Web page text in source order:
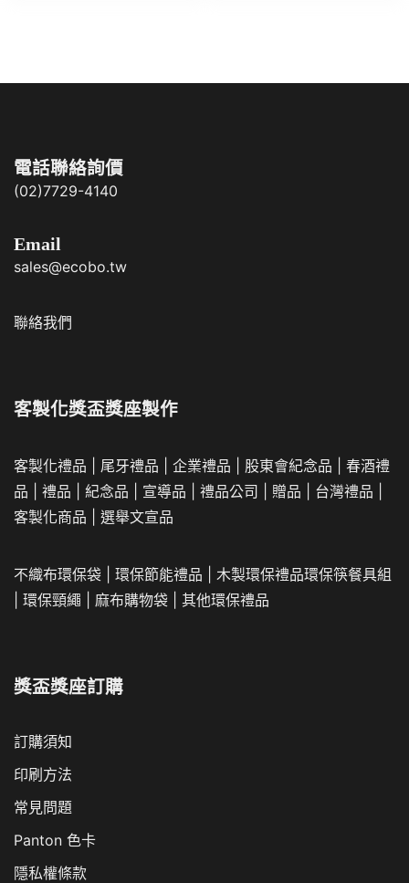
電話聯絡詢價
(02)7729-4140
Email
sales@ecobo.tw
聯絡我們
客製化獎盃獎座製作
客製化禮品 尾牙禮品 企業禮品 股東會紀念品
春酒禮
品
禮品 紀念品 宣導品 禮品公司 贈品 台灣禮品
客製化商品
選舉文宣品
不織布環保袋 環保節能禮品 木製環保禮品環保筷餐具組
環保頸繩 麻布購物袋 其他環保禮品
獎盃獎座訂購
訂購須知
印刷方法
常見問題
Panton 色卡
隱私權條款